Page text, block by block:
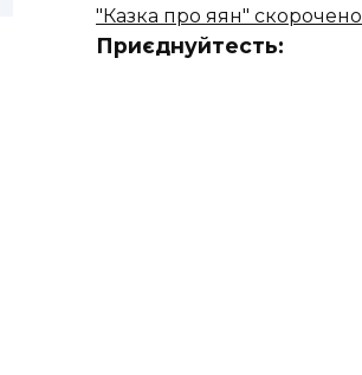
"Казка про яян" скорочено
Приєднуйтесть: